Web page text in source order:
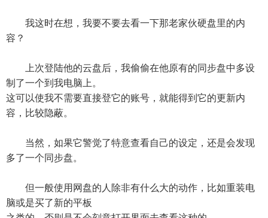
我这时在想，我要不要去看一下那老家伙硬盘里的内
容？
上次登陆他的云盘后，我偷偷在他原有的同步盘中多设
制了一个到我电脑上。
这可以使我不需要直接登它的账号，就能得到它的更新内
容，比较隐蔽。
当然，如果它警觉了特意查看自己的设定，还是会发现
多了一个同步盘。
但一般使用网盘的人除非有什么大的动作，比如重装电
脑或是买了新的平板